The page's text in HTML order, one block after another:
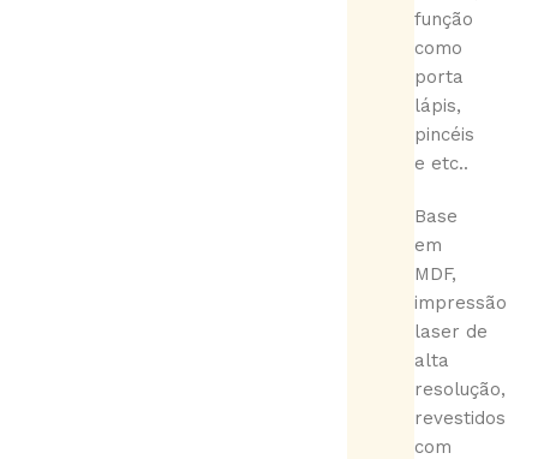
função
como
porta
lápis,
pincéis
e etc..
Base
em
MDF,
impressão
laser de
alta
resolução,
revestidos
com